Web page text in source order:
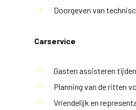
Doorgeven van
Carservice
Gasten assisteren
Planning van de ritten
Vriendelijk en